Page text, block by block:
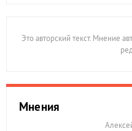
Это авторский текст. Мнение
Мнения